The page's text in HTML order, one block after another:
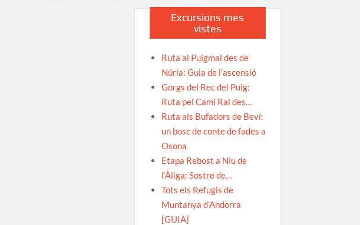
Excursions mes
vistes
Ruta al Puigmal des de
Núria: Guia de l’ascensió
Gorgs del Rec del Puig:
Ruta pel Camí Ral des…
Ruta als Bufadors de Beví:
un bosc de conte de fades a
Osona
Etapa Rebost a Niu de
l’Àliga: Sostre de…
Tots els Refugis de
Muntanya d’Andorra
[GUIA]